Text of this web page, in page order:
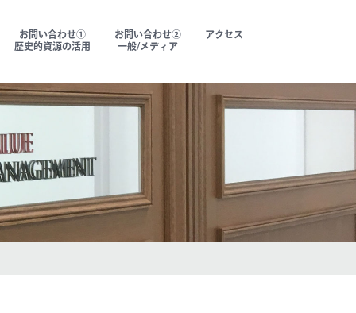
お問い合わせ①
歴史的資源の活用
お問い合わせ②
一般/メディア
アクセス